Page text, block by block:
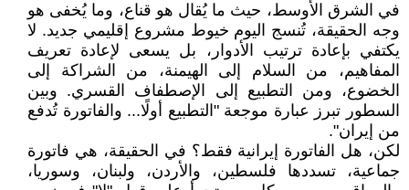
في الشرق الأوسط، حيث ما يُقال هو قناع، وما يُخفى هو
وجه الحقيقة، تُنسج اليوم خيوط مشروع إقليمي جديد. لا
يكتفي بإعادة ترتيب الأدوار، بل يسعى لإعادة تعريف
المفاهيم، من السلام إلى الهيمنة، من الشراكة إلى
الخضوع، ومن التطبيع إلى الإصطفاف القسري. وبين
السطور تبرز عبارة موجعة "التطبيع أولًا... والفاتورة تُدفع
من إيران".
لكن، هل الفاتورة إيرانية فقط؟ في الحقيقة، هي فاتورة
جماعية، تسددها فلسطين، والأردن، ولبنان، وسوريا،